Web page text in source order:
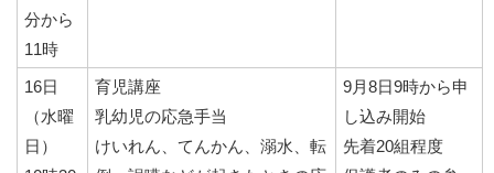
分から
11時
16日
（水曜
日）
育児講座
乳幼児の応急手当
けいれん、てんかん、溺水、転
9月8日9時から申
し込み開始
先着20組程度